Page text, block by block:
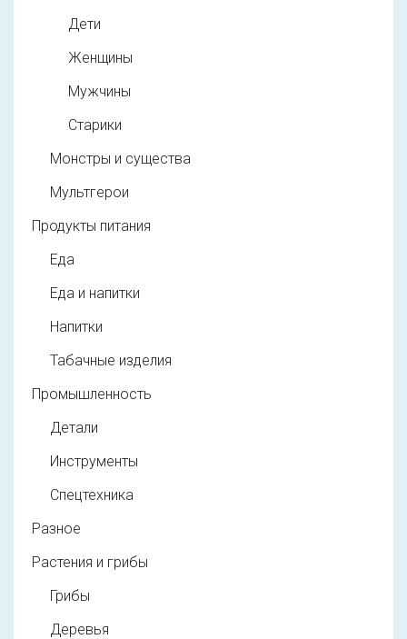
Дети
Женщины
Мужчины
Старики
Монстры и существа
Мультгерои
Продукты питания
Еда
Еда и напитки
Напитки
Табачные изделия
Промышленность
Детали
Инструменты
Спецтехника
Разное
Растения и грибы
Грибы
Деревья